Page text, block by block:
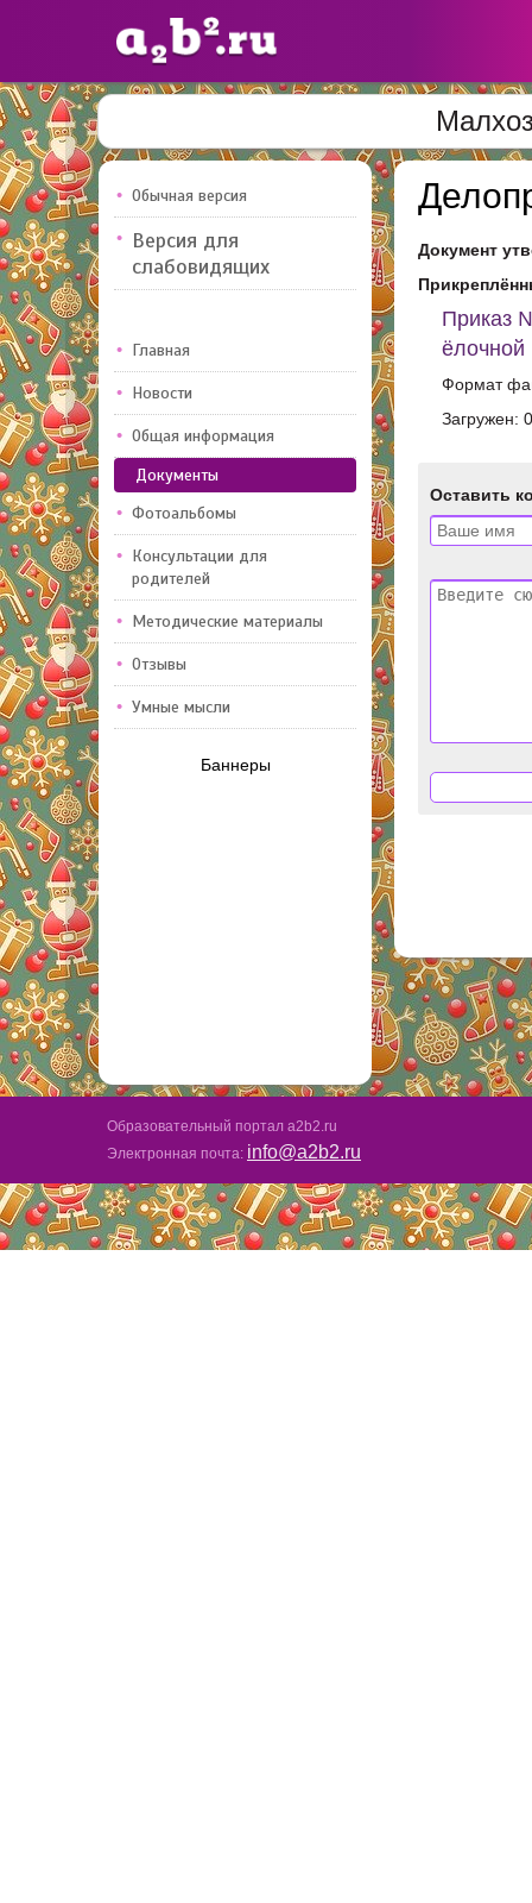
Сайты
педагогов
Добавлено — 10947
Обычная версия
Версия для
слабовидящих
Главная
Новости
Общая информация
Документы
Фотоальбомы
Консультации для
родителей
Методические материалы
Отзывы
Умные мысли
Баннеры
Документ
Приказ
ёлочной
Формат
Загружен:
Оставить
Образовательный портал a2b2.ru
Электронная почта: info@a2b2.ru